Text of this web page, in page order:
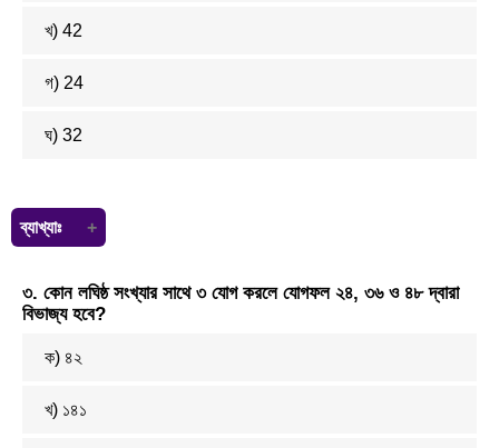
খ) 42
গ) 24
ঘ) 32
ব্যাখ্যাঃ
(4² + 4²)
৩. কোন লঘিষ্ঠ সংখ্যার সাথে ৩ যোগ করলে যোগফল ২৪, ৩৬ ও ৪৮ দ্বারা
বিভাজ্য হবে?
ক) ৪২
খ) ১৪১